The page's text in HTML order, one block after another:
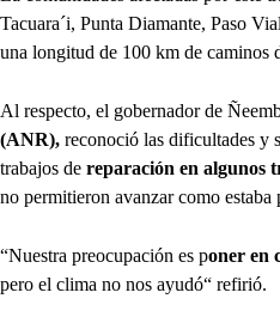
Tacuara´i, Punta Diamante, Paso
una longitud de 100 km de caminos
Al respecto, el gobernador de
(ANR), reconoció las dificultades y
trabajos de reparación en algunos
no permitieron avanzar como estaba
“Nuestra preocupación es poner en
pero el clima no nos ayudó“ refirió.